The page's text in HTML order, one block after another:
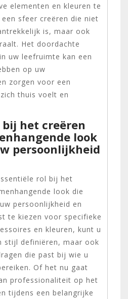
elementen en kleuren te
sfeer creëren die niet
is, maar ook
Het doordachte
uw leefruimte kan een
op uw
zorgen voor een
thuis voelt en
het creëren
look
persoonlijkheid
rol bij het
look die
persoonlijkheid en
te kiezen voor specifieke
en kleuren, kunt u
stijl definiëren, maar ook
die past bij wie u
Of het nu gaat
professionaliteit op het
tijdens een belangrijke